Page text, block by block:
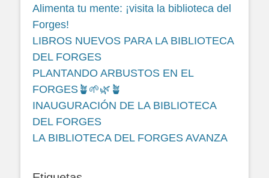
Alimenta tu mente: ¡visita la biblioteca del
Forges!
LIBROS NUEVOS PARA LA BIBLIOTECA
DEL FORGES
PLANTANDO ARBUSTOS EN EL
FORGES🪴🌱🌿🪴
INAUGURACIÓN DE LA BIBLIOTECA
DEL FORGES
LA BIBLIOTECA DEL FORGES AVANZA